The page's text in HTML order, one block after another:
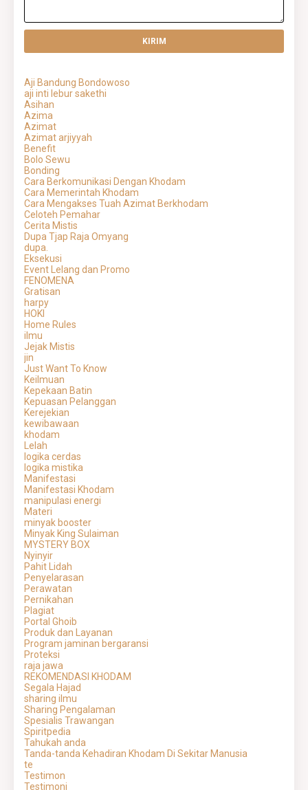
Aji Bandung Bondowoso
aji inti lebur sakethi
Asihan
Azima
Azimat
Azimat arjiyyah
Benefit
Bolo Sewu
Bonding
Cara Berkomunikasi Dengan Khodam
Cara Memerintah Khodam
Cara Mengakses Tuah Azimat Berkhodam
Celoteh Pemahar
Cerita Mistis
Dupa Tjap Raja Omyang
dupa.
Eksekusi
Event Lelang dan Promo
FENOMENA
Gratisan
harpy
HOKI
Home Rules
ilmu
Jejak Mistis
jin
Just Want To Know
Keilmuan
Kepekaan Batin
Kepuasan Pelanggan
Kerejekian
kewibawaan
khodam
Lelah
logika cerdas
logika mistika
Manifestasi
Manifestasi Khodam
manipulasi energi
Materi
minyak booster
Minyak King Sulaiman
MYSTERY BOX
Nyinyir
Pahit Lidah
Penyelarasan
Perawatan
Pernikahan
Plagiat
Portal Ghoib
Produk dan Layanan
Program jaminan bergaransi
Proteksi
raja jawa
REKOMENDASI KHODAM
Segala Hajad
sharing ilmu
Sharing Pengalaman
Spesialis Trawangan
Spiritpedia
Tahukah anda
Tanda-tanda Kehadiran Khodam Di Sekitar Manusia
te
Testimon
Testimoni